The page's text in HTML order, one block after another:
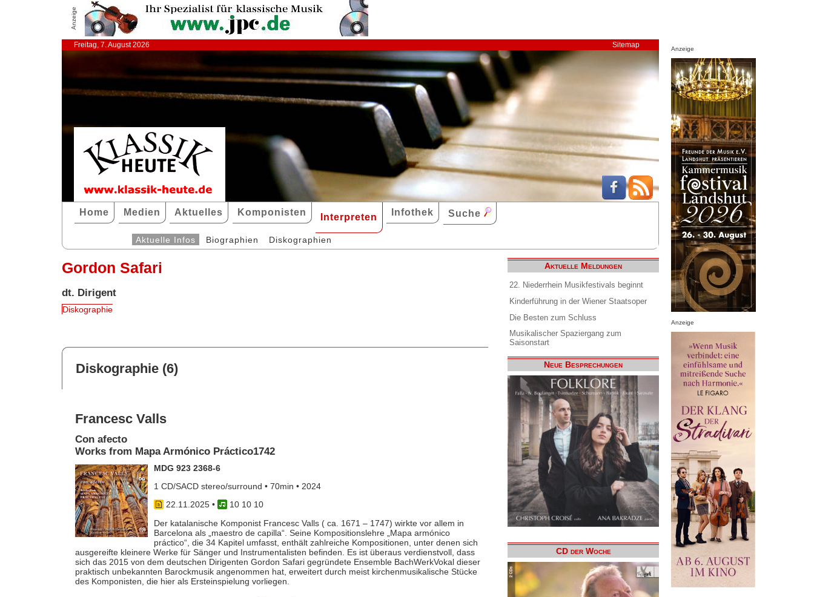
Anzeige
Freitag, 7. August 2026 Sitemap
Home Medien Aktuelles Komponisten Interpreten Infothek Suche
Aktuelle Infos Biographien Diskographien
Gordon Safari
dt. Dirigent
Diskographie
Diskographie (6)
Francesc Valls
Con afecto
Works from Mapa Armónico Práctico1742
MDG 923 2368-6
1 CD/SACD stereo/surround • 70min • 2024
22.11.2025•
10 10 10
Der katalanische Komponist Francesc Valls ( ca. 1671 – 1747) wirkte vor allem in
Barcelona als „maestro de capilla“. Seine Kompositionslehre „Mapa armónico
práctico“, die 34 Kapitel umfasst, enthält zahlreiche Kompositionen, unter denen sich
ausgereifte kleinere Werke für Sänger und Instrumentalisten befinden. Es ist überaus verdienstvoll, dass
sich das 2015 von dem deutschen Dirigenten Gordon Safari gegründete Ensemble BachWerkVokal dieser
praktisch unbekannten Barockmusik angenommen hat, erweitert durch meist kirchenmusikalische Stücke
des Komponisten, die hier als Ersteinspielung vorliegen.
Aktuelle Meldungen
22. Niederrhein Musikfestivals beginnt
Kinderführung in der Wiener Staatsoper
Die Besten zum Schluss
Musikalischer Spaziergang zum
Saisonstart
Neue Besprechungen
CD der Woche
Anzeige
Anzeige